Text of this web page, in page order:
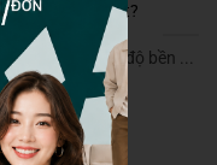
ghế sofa da thật?
lượng và có độ bền ...